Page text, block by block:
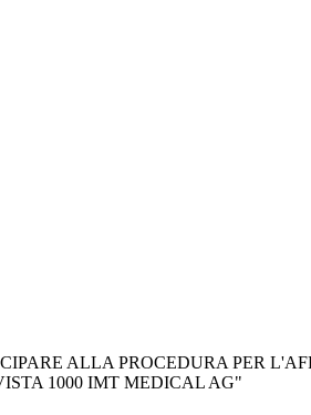
ALLA PROCEDURA PER
1000 IMT MEDICAL AG"